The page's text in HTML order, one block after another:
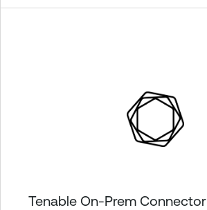
Tenable On-Prem Connector